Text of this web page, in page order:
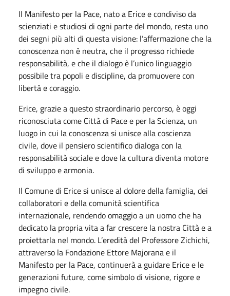
Il Manifesto per la Pace, nato a Erice e condiviso da
scienziati e studiosi di ogni parte del mondo, resta uno
dei segni più alti di questa visione: l’affermazione che la
conoscenza non è neutra, che il progresso richiede
responsabilità, e che il dialogo è l’unico linguaggio
possibile tra popoli e discipline, da promuovere con
libertà e coraggio.
Erice, grazie a questo straordinario percorso, è oggi
riconosciuta come Città di Pace e per la Scienza, un
luogo in cui la conoscenza si unisce alla coscienza
civile, dove il pensiero scientifico dialoga con la
responsabilità sociale e dove la cultura diventa motore
di sviluppo e armonia.
Il Comune di Erice si unisce al dolore della famiglia, dei
collaboratori e della comunità scientifica
internazionale, rendendo omaggio a un uomo che ha
dedicato la propria vita a far crescere la nostra Città e a
proiettarla nel mondo. L’eredità del Professore Zichichi,
attraverso la Fondazione Ettore Majorana e il
Manifesto per la Pace, continuerà a guidare Erice e le
generazioni future, come simbolo di visione, rigore e
impegno civile.